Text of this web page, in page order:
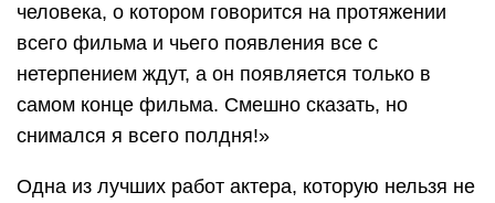
человека, о котором говорится на протяжении
всего фильма и чьего появления все с
нетерпением ждут, а он появляется только в
самом конце фильма. Смешно сказать, но
снимался я всего полдня!»
Одна из лучших работ актера, которую нельзя не